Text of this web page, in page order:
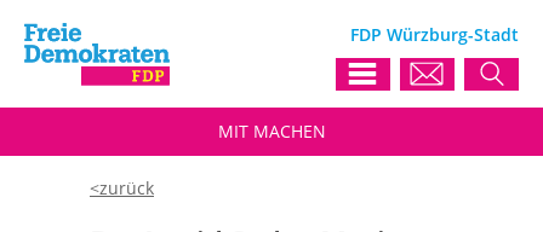
FDP Würzburg-Stadt
MIT MACHEN